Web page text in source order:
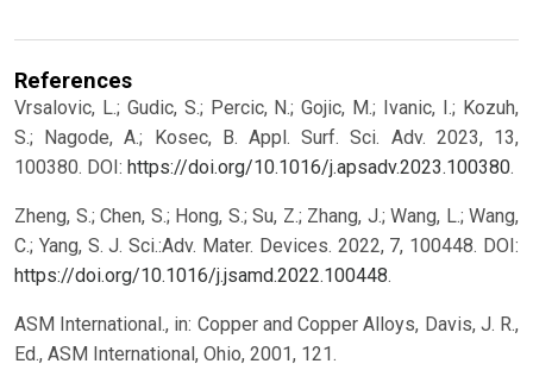
References
Vrsalovic, L.; Gudic, S.; Percic, N.; Gojic, M.; Ivanic, I.; Kozuh,
S.; Nagode, A.; Kosec, B. Appl. Surf. Sci. Adv. 2023, 13,
100380. DOI: https://doi.org/10.1016/j.apsadv.2023.100380.
Zheng, S.; Chen, S.; Hong, S.; Su, Z.; Zhang, J.; Wang, L.; Wang,
C.; Yang, S. J. Sci.:Adv. Mater. Devices. 2022, 7, 100448. DOI:
https://doi.org/10.1016/j.jsamd.2022.100448.
ASM International., in: Copper and Copper Alloys, Davis, J. R.,
Ed., ASM International, Ohio, 2001, 121.